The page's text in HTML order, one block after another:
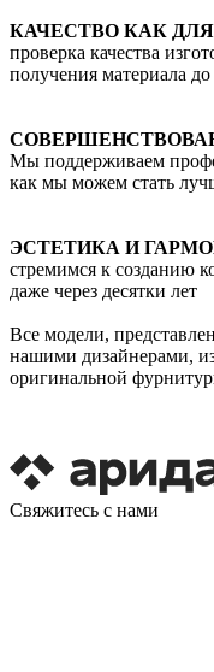
КАЧЕСТВО КАК
проверка качества
получения материала
Мы поддерживаем
как мы можем стать
ЭСТЕТИКА И
стремимся к созданию
даже через десятки лет
Все модели,
нашими дизайнерами,
оригинальной
Свяжитесь с нами